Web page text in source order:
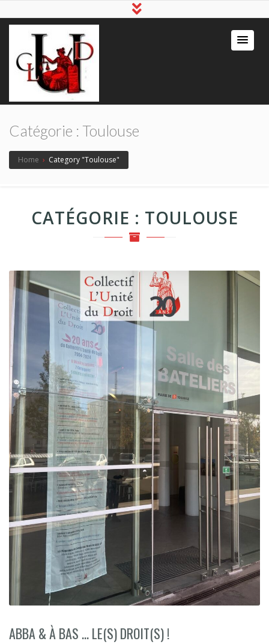
Catégorie : Toulouse
Home › Category "Toulouse"
CATÉGORIE : TOULOUSE
ABBA & À BAS … LE(S) DROIT(S) !